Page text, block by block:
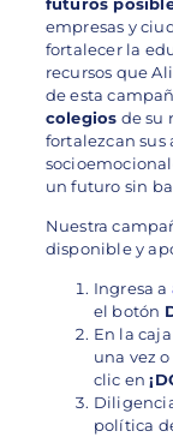
empresas y
fortalecer la
recursos que
de esta
colegios de su
fortalezcan sus
un futuro sin
Nuestra
disponible y
Ingresa a
el botón
En la
una vez
clic en
política